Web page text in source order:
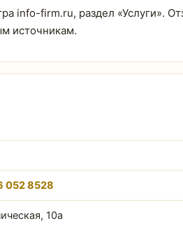
info-firm.ru, раздел «Услуги».
источникам.
052 8528
10а